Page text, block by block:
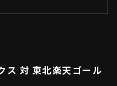
ス 対 東北楽天ゴール